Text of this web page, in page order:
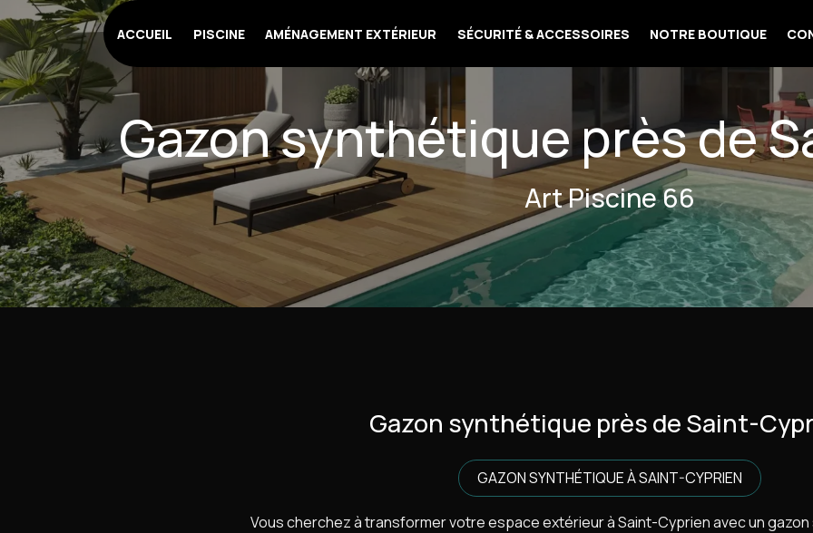
ACCUEIL PISCINE AMÉNAGEMENT EXTÉRIEUR SÉCURITÉ & ACCESSOIRES NOTRE BOUTIQUE
Gazon synthétique près de
Art Piscine 66
Gazon synthétique près de Saint-
GAZON SYNTHÉTIQUE À SAINT-CYPRIEN
Vous cherchez à transformer votre espace extérieur à Saint-Cyprien avec un
Panneau de gestion des cookies